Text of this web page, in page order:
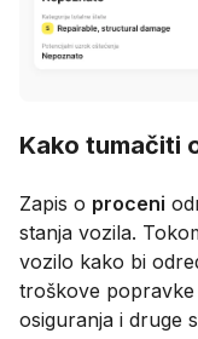
Kako tumačiti
Zapis o proceni
stanja vozila.
vozilo kako bi
troškove
osiguranja i druge